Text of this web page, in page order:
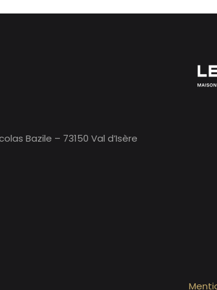
Bazile – 73150 Val d’Isère